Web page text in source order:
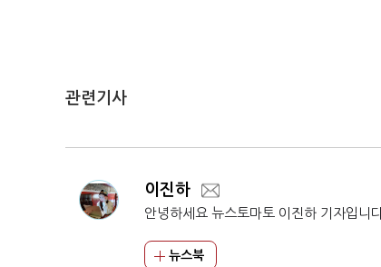
관련기사
이진하
안녕하세요 뉴스토마토 이진하 기자입니
뉴스북